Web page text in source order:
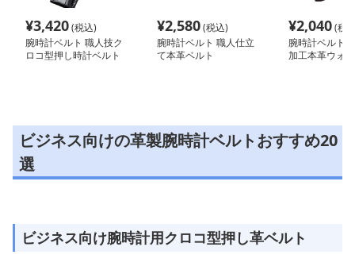
¥3,420(税込)
腕時計ベルト 職人技ク
ロコ型押し時計ベルト
¥2,580(税込)
腕時計ベルト 職人仕立
て本革ベルト
¥2,040(税
腕時計ベルト
加工本革ウォ
ビジネス向けの革製腕時計ベルトおすすめ20
選
ビジネス向け腕時計用クロコ型押し革ベルト